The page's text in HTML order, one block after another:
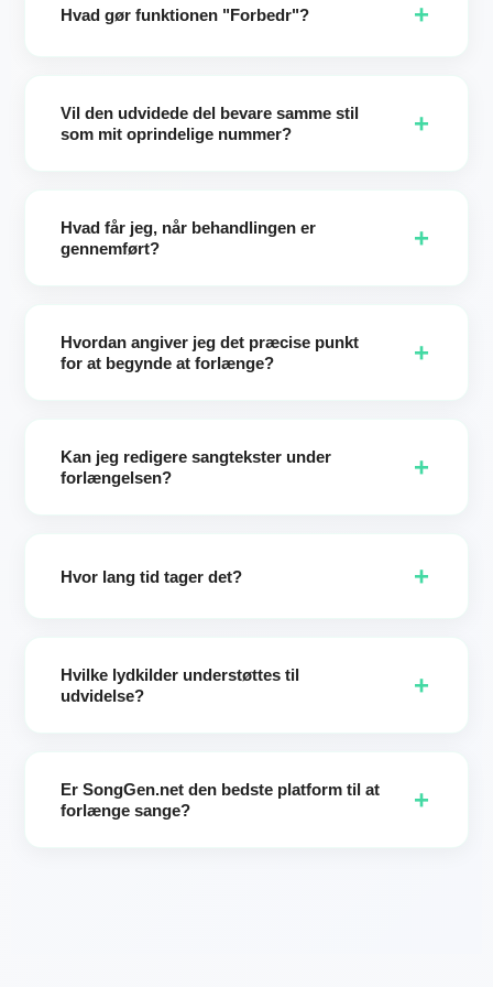
op til 8 minutter.
Hvad gør funktionen "Forbedr"? +
instrumenter og tempo, så udvidelsen matcher din kreative
hensigt med færre rettelser.
Vil den udvidede del bevare samme stil
som mit oprindelige nummer?
+
problemfrit resultat. Du kan også bevidst skifte stil for at
udforske nye retninger.
Hvad får jeg, når behandlingen er
gennemført?
+
Hvordan angiver jeg det præcise punkt
for at begynde at forlænge?
+
eller instrumentelle sektioner begynder.
Kan jeg redigere sangtekster under
forlængelsen?
+
sektion.Hvor lang tid tager det? +
Hvilke lydkilder understøttes til
udvidelse?
+
ekstern lyd, brug vores AI Vocal Remover-side: få først
instrumental + vokal, og udvid derefter din musik inde i
Er SongGen.net den bedste platform til at
forlænge sange?
+